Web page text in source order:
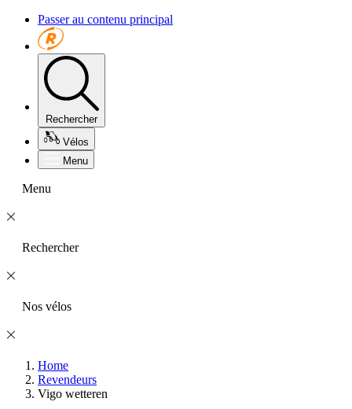
Passer au contenu principal
Rechercher
Vélos
Menu
Menu
Rechercher
Nos vélos
Home
Revendeurs
Vigo wetteren